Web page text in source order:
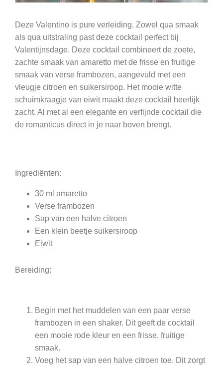
Deze Valentino is pure verleiding. Zowel qua smaak
als qua uitstraling past deze cocktail perfect bij
Valentijnsdage. Deze cocktail combineert de zoete,
zachte smaak van amaretto met de frisse en fruitige
smaak van verse frambozen, aangevuld met een
vleugje citroen en suikersiroop. Het mooie witte
schuimkraagje van eiwit maakt deze cocktail heerlijk
zacht. Al met al een elegante en verfijnde cocktail die
de romanticus direct in je naar boven brengt.
Ingrediënten:
30 ml amaretto
Verse frambozen
Sap van een halve citroen
Een klein beetje suikersiroop
Eiwit
Bereiding:
Begin met het muddelen van een paar verse
frambozen in een shaker. Dit geeft de cocktail
een mooie rode kleur en een frisse, fruitige
smaak.
Voeg het sap van een halve citroen toe. Dit zorgt